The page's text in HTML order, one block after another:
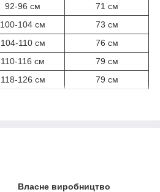
92-96 см
71 см
100-104 см
73 см
104-110 см
76 см
110-116 см
79 см
118-126 см 79 см
Власне виробництво